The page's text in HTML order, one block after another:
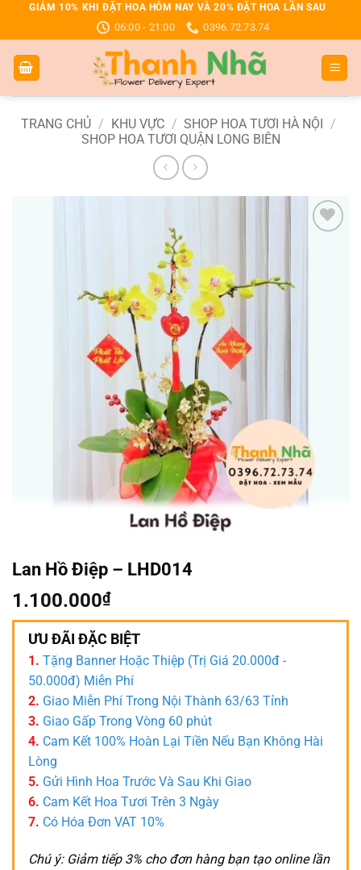
dung
GIẢM 10% KHI ĐẶT HOA HÔM NAY VÀ 20% ĐẶT HOA LẦN SAU
06:00 - 21:00 0396.72.73.74
TRANG CHỦ / KHU VỰC / SHOP HOA TƯƠI HÀ NỘI /
SHOP HOA TƯƠI QUẬN LONG BIÊN
Lan Hồ Điệp – LHD014
1.100.000₫
ƯU ĐÃI ĐẶC BIỆT
1. Tặng Banner Hoặc Thiệp (Trị Giá 20.000đ -
50.000đ) Miễn Phí
2. Giao Miễn Phí Trong Nội Thành 63/63 Tỉnh
3. Giao Gấp Trong Vòng 60 phút
4. Cam Kết 100% Hoàn Lại Tiền Nếu Bạn Không Hài
Lòng
5. Gửi Hình Hoa Trước Và Sau Khi Giao
6. Cam Kết Hoa Tươi Trên 3 Ngày
7. Có Hóa Đơn VAT 10%
Chú ý: Giảm tiếp 3% cho đơn hàng bạn tạo online lần